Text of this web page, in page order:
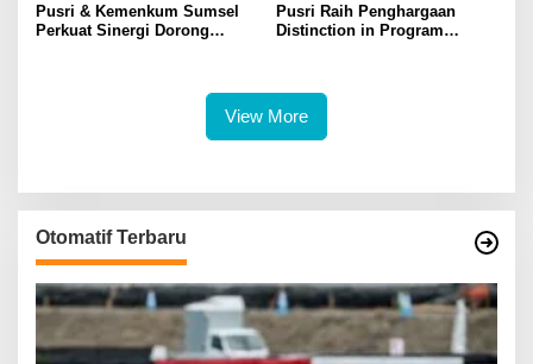
Pusri & Kemenkum Sumsel
Perkuat Sinergi Dorong
Pusri Raih Penghargaan
Distinction in Program
View More
Otomatif Terbaru